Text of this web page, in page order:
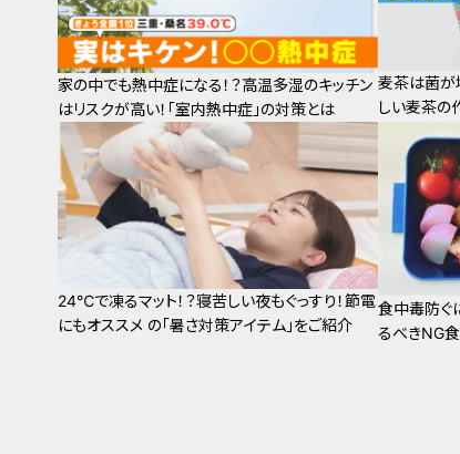
家の中でも熱中症になる！？高温多湿のキッチン
はリスクが高い！「室内熱中症」の対策とは
麦茶は菌が
しい麦茶
24℃で凍るマット！？寝苦しい夜もぐっすり！節電
にもオススメ の「暑さ対策アイテム」をご紹介
食中毒防ぐ
るべきNG